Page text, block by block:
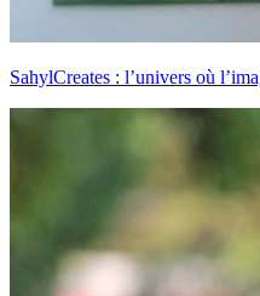
SahylCreates : l’univers où